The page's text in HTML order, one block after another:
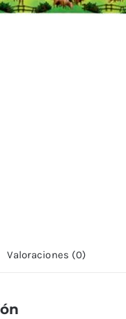
Valoraciones (0)